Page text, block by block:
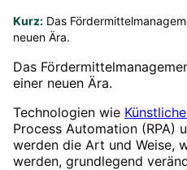
Kurz: Das
neuen Ära.
Das
einer neuen Ära.
Technologien wie
Process Automation (RPA)
werden die Art und Weise,
werden, grundlegend